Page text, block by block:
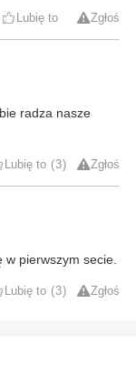
Lubię to Zgłoś
radza nasze
Lubię to 3 Zgłoś
w pierwszym secie.
Lubię to 3 Zgłoś